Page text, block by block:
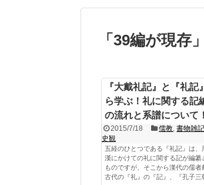
「 39編が現存 」
『大戴礼記』と『礼記
ら学ぶ！礼に関する記
の流れと系譜について！
2015/7/18 儒教,書物雑記
史観
五経のひとつである『礼記』は、
漢にかけての礼に関する記が編纂
ものですが、そこから漢代の儒者
古代の『礼』の『記』、『孔子三